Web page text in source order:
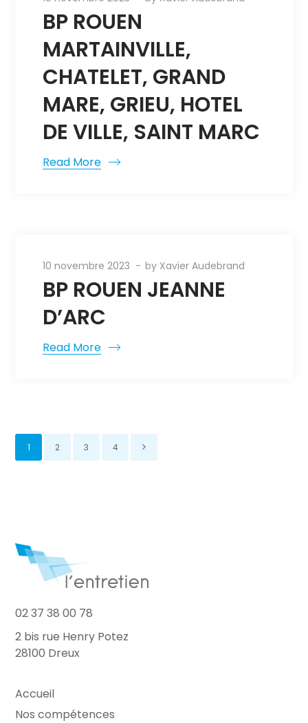
BP ROUEN
MARTAINVILLE,
CHATELET, GRAND
MARE, GRIEU, HOTEL
DE VILLE, SAINT MARC
Read More
10 novembre 2023 by Xavier Audebrand
BP ROUEN JEANNE
D’ARC
Read More
1 2 3 4
02 37 38 00 78
2 bis rue Henry Potez
28100 Dreux
Accueil
Nos compétences